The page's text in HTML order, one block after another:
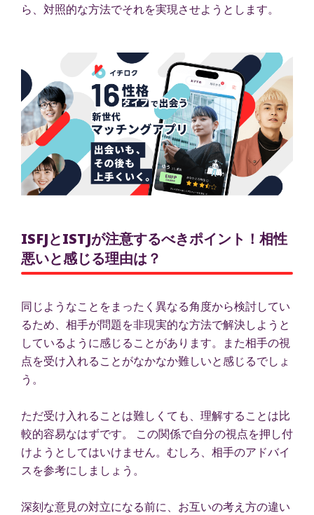
ら、対照的な方法でそれを実現させようとします。
ISFJとISTJが注意するべきポイント！相性
悪いと感じる理由は？
同じようなことをまったく異なる角度から検討してい
るため、相手が問題を非現実的な方法で解決しようと
しているように感じることがあります。また相手の視
点を受け入れることがなかなか難しいと感じるでしょ
う。
ただ受け入れることは難しくても、理解することは比
較的容易なはずです。 この関係で自分の視点を押し付
けようとしてはいけません。むしろ、相手のアドバイ
スを参考にしましょう。
深刻な意見の対立になる前に、お互いの考え方の違い